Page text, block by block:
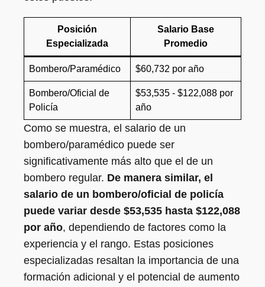
Posición
Especializada
Salario Base
Promedio
Bombero/Paramédico $60,732 por año
Bombero/Oficial de
Policía
$53,535 - $122,088 por
año
Como se muestra, el salario de un
bombero/paramédico puede ser
significativamente más alto que el de un
bombero regular. De manera similar, el
salario de un bombero/oficial de policía
puede variar desde $53,535 hasta $122,088
por año, dependiendo de factores como la
experiencia y el rango. Estas posiciones
especializadas resaltan la importancia de una
formación adicional y el potencial de aumento